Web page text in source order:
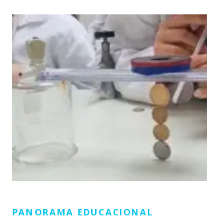
PANORAMA EDUCACIONAL